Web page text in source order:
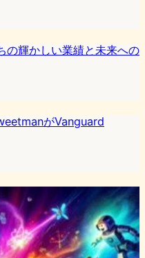
の輝かしい業績と未来への
がVanguard